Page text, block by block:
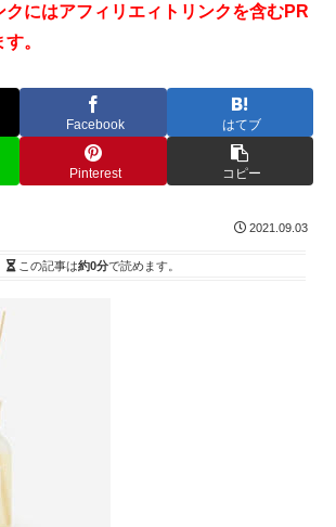
にはアフィリエィトリンクを含むPR
。
Facebook はてブ
Pinterest コピー
2021.09.03
この記事は約0分で読めます。